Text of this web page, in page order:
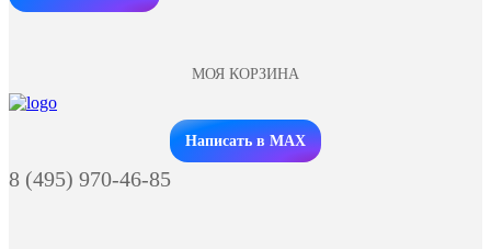
МОЯ КОРЗИНА
Заказать звонок
Написать в MAX
8 (495) 970-46-85